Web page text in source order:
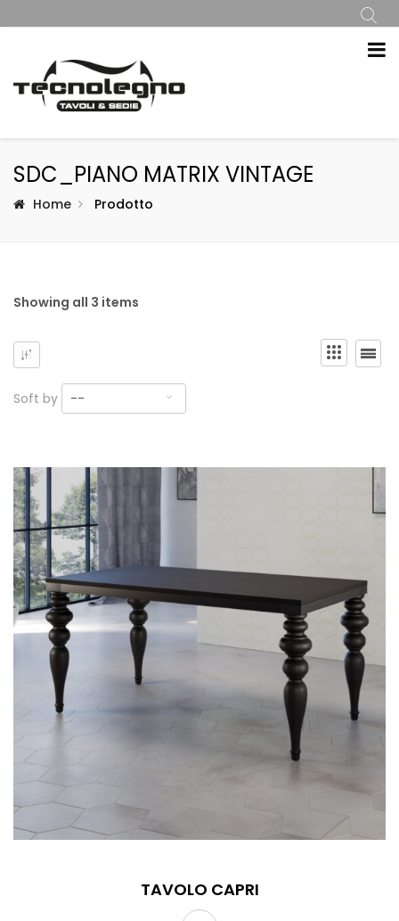
SDC_PIANO MATRIX VINTAGE
Home Prodotto
Showing all 3 items
Soft by --
TAVOLO CAPRI